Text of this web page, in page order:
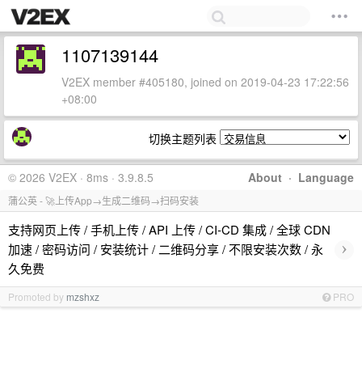
1107139144
V2EX member #405180, joined on 2019-04-23 17:22:56
+08:00
切换主题列表
About · Language
© 2026 V2EX · 8ms · 3.9.8.5
蒲公英 - 🚀上传App→生成二维码→扫码安装
支持网页上传 / 手机上传 / API 上传 / CI-CD 集成 / 全球 CDN
加速 / 密码访问 / 安装统计 / 二维码分享 / 不限安装次数 / 永
久免费
›
Promoted by mzshxz PRO